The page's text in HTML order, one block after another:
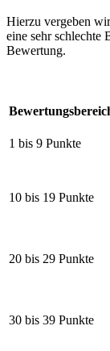
Hierzu vergeben
eine sehr schlechte
Bewertung.
1 bis 9 Punkte
10 bis 19 Punkte
20 bis 29 Punkte
30 bis 39 Punkte